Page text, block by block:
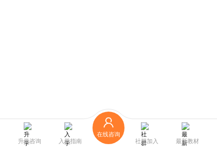
升学咨询 入学指南
在线咨询
社群加入
最新教材